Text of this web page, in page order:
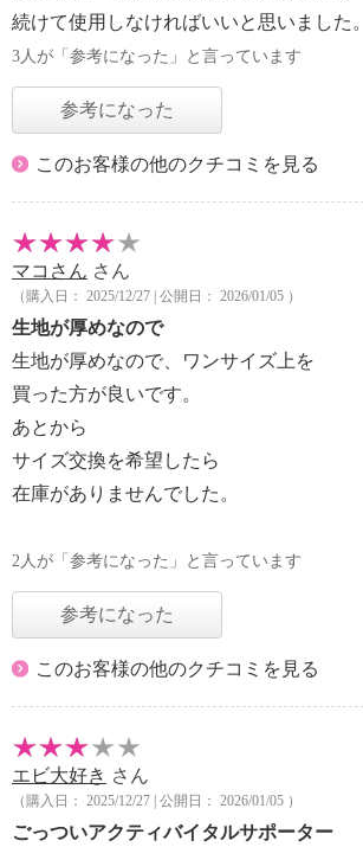
続けて使用しなければいいと思いました。
3人が「参考になった」と言っています
参考になった
このお客様の他のクチコミを見る
マコさん さん
（購入日： 2025/12/27 | 公開日： 2026/01/05 ）
生地が厚めなので
生地が厚めなので、ワンサイズ上を
買った方が良いです。
あとから
サイズ交換を希望したら
在庫がありませんでした。
2人が「参考になった」と言っています
参考になった
このお客様の他のクチコミを見る
エビ大好き さん
（購入日： 2025/12/27 | 公開日： 2026/01/05 ）
ごっついアクティバイタルサポーター